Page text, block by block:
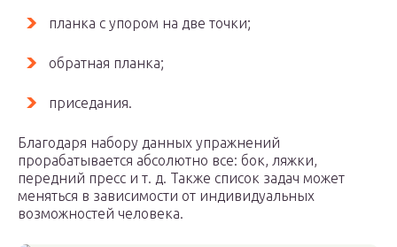
планка с упором на две точки;
обратная планка;
приседания.
Благодаря набору данных упражнений
прорабатывается абсолютно все: бок, ляжки,
передний пресс и т. д. Также список задач может
меняться в зависимости от индивидуальных
возможностей человека.